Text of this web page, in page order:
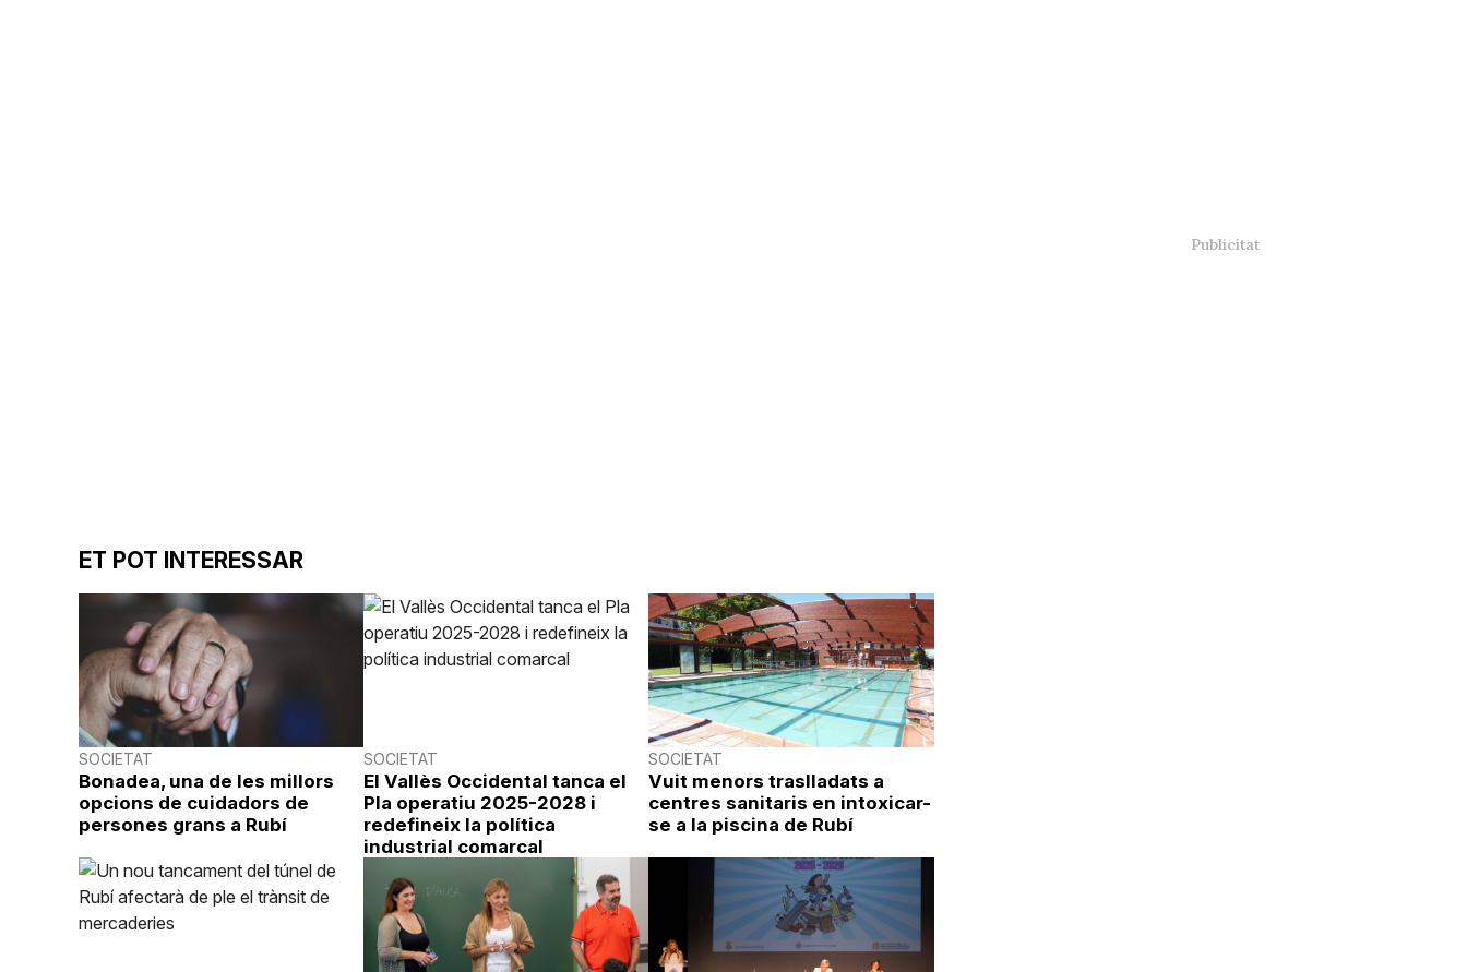
ET POT INTERESSAR
SOCIETAT
Bonadea, una de les millors
opcions de cuidadors de
persones grans a Rubí
SOCIETAT
El Vallès Occidental tanca el
Pla operatiu 2025-2028 i
redefineix la política
industrial comarcal
SOCIETAT
Vuit menors traslladats a
centres sanitaris en intoxicar-
se a la piscina de Rubí